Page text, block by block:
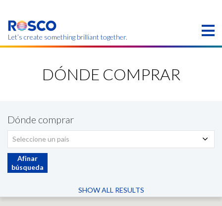
main
content
Let’s create something brilliant together.
disponibles en su región.
DÓNDE COMPRAR
Dónde comprar
Seleccione un país
Afinar
búsqueda
SHOW ALL RESULTS